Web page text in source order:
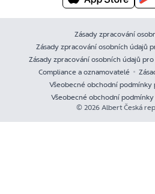
Zásady zpracování
Zásady zpracování osobních údajů
Zásady zpracování osobních údajů
Compliance a oznamovatelé
Všeobecné obchodní podmínky
Všeobecné obchodní
© 2026 Albert Česká